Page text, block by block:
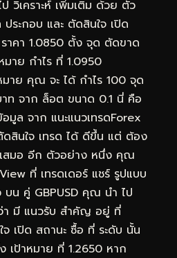
วิเคราะห์ เพิ่มเติม ด้วย ตัว
ระกอบ และ ตัดสินใจ เปิด
ราคา 1.0850 ตั้ง จุด ตัดขาด
มาย กำไร ที่ 1.0950
าย คุณ จะ ได้ กำไร 100 จุด
ท จาก ล็อต ขนาด 0.1 นี่ คือ
ล จาก แนะแนวเทรดForex
สินใจ เทรด ได้ ดีขึ้น แต่ ต้อง
เสมอ อีก ตัวอย่าง หนึ่ง คุณ
ที่ เทรดเดอร์ แชร์ รูปแบบ
น คู่ GBPUSD คุณ นำ ไป
า มี แนวรับ สำคัญ อยู่ ที่
เปิด สถานะ ซื้อ ที่ ระดับ นั้น
เป้าหมาย ที่ 1.2650 หาก